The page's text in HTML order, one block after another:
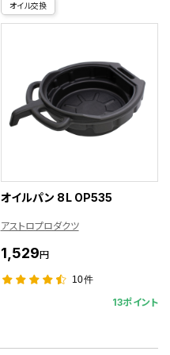
オイル交換
オイルパン 8L OP535
アストロプロダクツ
1,529円
10件
13ポイント